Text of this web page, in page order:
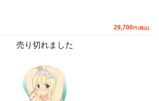
29,700円 (税込)
売り切れました